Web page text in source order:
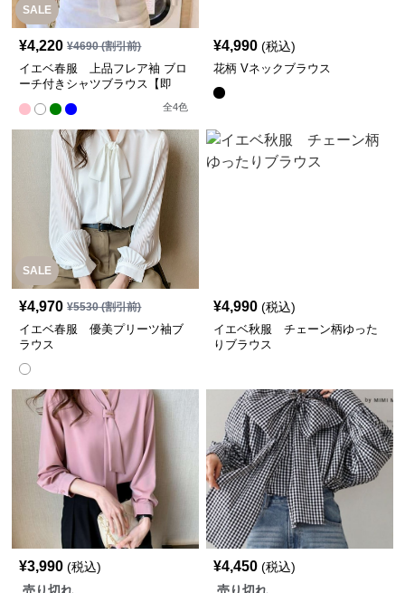
SALE
¥4,220 ¥4690(割引前)
イエベ春服 上品フレア袖 ブロ
ーチ付きシャツブラウス【即
全4色
¥4,990 (税込)
花柄 Vネックブラウス
SALE
¥4,970 ¥5530(割引前)
イエベ春服 優美プリーツ袖ブ
ラウス
¥4,990 (税込)
イエベ秋服 チェーン柄ゆった
りブラウス
¥3,990 (税込)
¥4,450 (税込)